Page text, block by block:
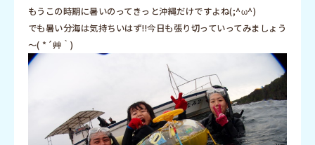
もうこの時期に暑いのってきっと沖縄だけですよね(;^ω^)
でも暑い分海は気持ちいはず!!今日も張り切っていってみましょう
～( *´艸｀)